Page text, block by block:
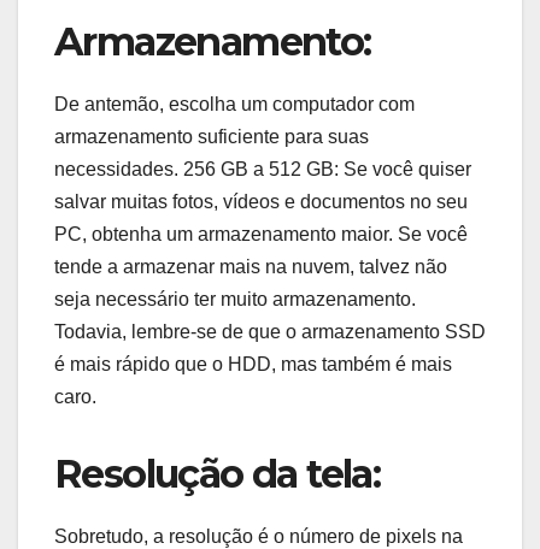
Armazenamento:
De antemão, escolha um computador com
armazenamento suficiente para suas
necessidades. 256 GB a 512 GB: Se você quiser
salvar muitas fotos, vídeos e documentos no seu
PC, obtenha um armazenamento maior. Se você
tende a armazenar mais na nuvem, talvez não
seja necessário ter muito armazenamento.
Todavia, lembre-se de que o armazenamento SSD
é mais rápido que o HDD, mas também é mais
caro.
Resolução da tela:
Sobretudo, a resolução é o número de pixels na